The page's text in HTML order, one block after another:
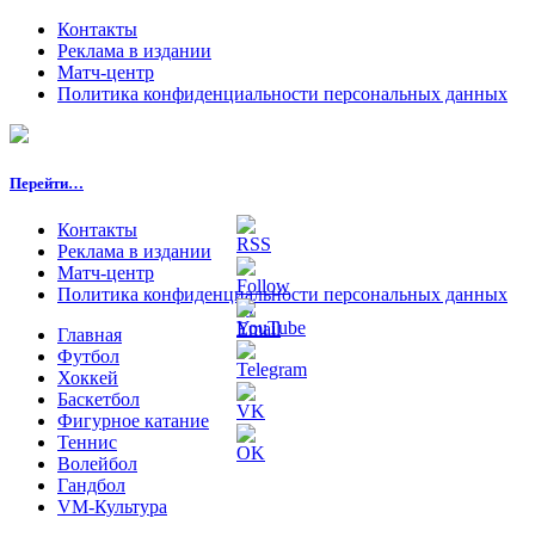
Контакты
Реклама в издании
Матч-центр
Политика конфиденциальности персональных данных
Перейти…
Контакты
Реклама в издании
Матч-центр
Политика конфиденциальности персональных данных
Главная
Футбол
Хоккей
Баскетбол
Фигурное катание
Теннис
Волейбол
Гандбол
VM-Культура